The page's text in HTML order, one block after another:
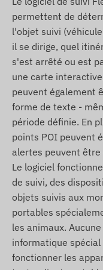
Retrait
Sortie ou
(POI)
Pour des
données
Spécifications.
par logiciel (par
affichage
itinéraires,
d'autres
documentation
Contenu de
TELTONIKA
véhicule
Câble de
permettent de
l'objet suivi
il se dirige, quel
s'est arrêté ou est
une carte
peuvent également
forme de texte -
période définie. En
points POI peuvent
alertes peuvent être
Le logiciel
de suivi, des
objets suivis aux
portables
les animaux.
informatique
fonctionner les